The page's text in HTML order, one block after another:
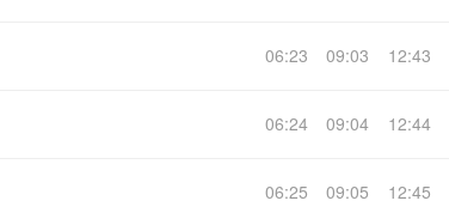
06:23 09:03 12:43
06:24 09:04 12:44
06:25 09:05 12:45